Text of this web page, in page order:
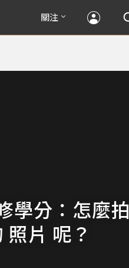
關注
學分：怎麼拍
照片 呢？